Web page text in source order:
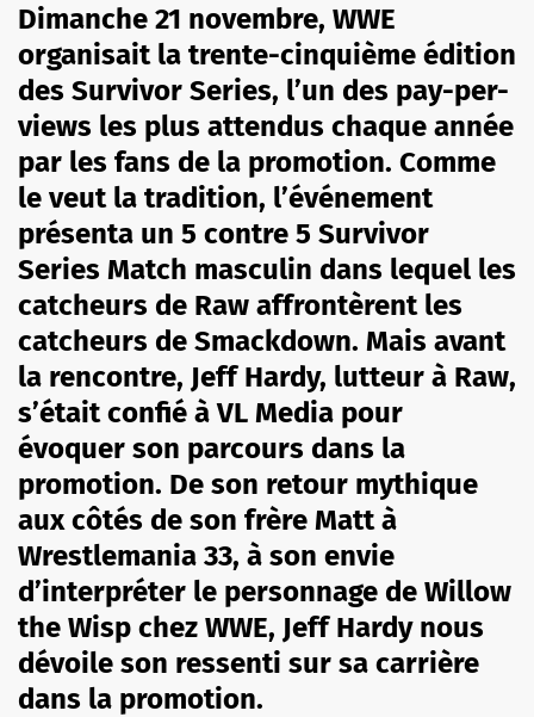
Dimanche 21 novembre, WWE
organisait la trente-cinquième édition
des Survivor Series, l’un des pay-per-
views les plus attendus chaque année
par les fans de la promotion. Comme
le veut la tradition, l’événement
présenta un 5 contre 5 Survivor
Series Match masculin dans lequel les
catcheurs de Raw affrontèrent les
catcheurs de Smackdown. Mais avant
la rencontre, Jeff Hardy, lutteur à Raw,
s’était confié à VL Media pour
évoquer son parcours dans la
promotion. De son retour mythique
aux côtés de son frère Matt à
Wrestlemania 33, à son envie
d’interpréter le personnage de Willow
the Wisp chez WWE, Jeff Hardy nous
dévoile son ressenti sur sa carrière
dans la promotion.